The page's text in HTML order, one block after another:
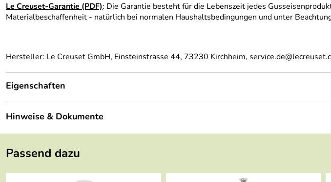
Le Creuset-Garantie (PDF): Die Garantie besteht für die Lebenszeit jedes
Materialbeschaffenheit - natürlich bei normalen Haushaltsbedingungen und unter
Hersteller: Le Creuset GmbH, Einsteinstrasse 44, 73230 Kirchheim,
Eigenschaften
Material:
Gusseisen, emailliert
Garantie:
30 Jahre (PDF)
Hinweise & Dokumente
Die häufigsten Fragen zu Le Creuset Gusseisenpfannen und Le Creuset
Passend dazu